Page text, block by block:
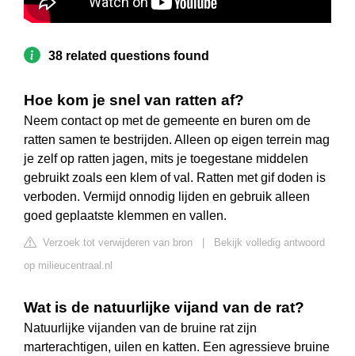
38 related questions found
Hoe kom je snel van ratten af?
Neem contact op met de gemeente en buren om de
ratten samen te bestrijden. Alleen op eigen terrein mag
je zelf op ratten jagen, mits je toegestane middelen
gebruikt zoals een klem of val. Ratten met gif doden is
verboden. Vermijd onnodig lijden en gebruik alleen
goed geplaatste klemmen en vallen.
Verzoek tot verwijderen van bron
Bekijk volledig antwoord
op milieucentraal.nl
Wat is de natuurlijke vijand van de rat?
Natuurlijke vijanden van de bruine rat zijn
marterachtigen, uilen en katten. Een agressieve bruine